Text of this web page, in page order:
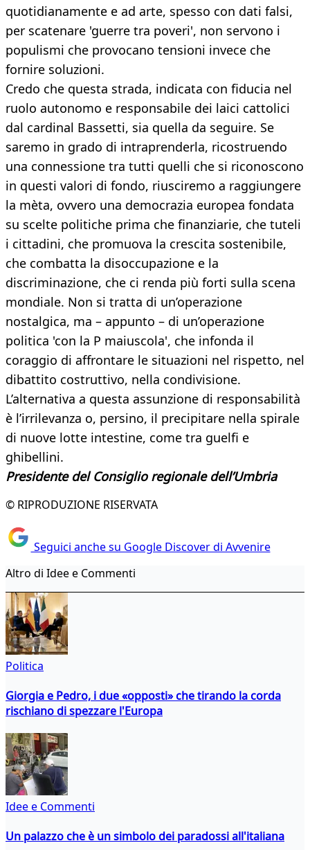
quotidianamente e ad arte, spesso con dati falsi,
per scatenare 'guerre tra poveri', non servono i
populismi che provocano tensioni invece che
fornire soluzioni.
Credo che questa strada, indicata con fiducia nel
ruolo autonomo e responsabile dei laici cattolici
dal cardinal Bassetti, sia quella da seguire. Se
saremo in grado di intraprenderla, ricostruendo
una connessione tra tutti quelli che si riconoscono
in questi valori di fondo, riusciremo a raggiungere
la mèta, ovvero una democrazia europea fondata
su scelte politiche prima che finanziarie, che tuteli
i cittadini, che promuova la crescita sostenibile,
che combatta la disoccupazione e la
discriminazione, che ci renda più forti sulla scena
mondiale. Non si tratta di un’operazione
nostalgica, ma – appunto – di un’operazione
politica 'con la P maiuscola', che infonda il
coraggio di affrontare le situazioni nel rispetto, nel
dibattito costruttivo, nella condivisione.
L’alternativa a questa assunzione di responsabilità
è l’irrilevanza o, persino, il precipitare nella spirale
di nuove lotte intestine, come tra guelfi e
ghibellini.
Presidente del Consiglio regionale dell’Umbria
© RIPRODUZIONE RISERVATA
Seguici anche su Google Discover di Avvenire
Altro di Idee e Commenti
Politica
Giorgia e Pedro, i due «opposti» che tirando la corda
rischiano di spezzare l'Europa
Idee e Commenti
Un palazzo che è un simbolo dei paradossi all'italiana